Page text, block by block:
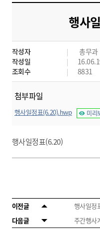
행사
작성자
총무과
작성일
조회수
8831
첨부파일
행사일정표(6.20).hwp 미리
행사일정표(6.20)
이전글
행사일정
다음글
주간행사